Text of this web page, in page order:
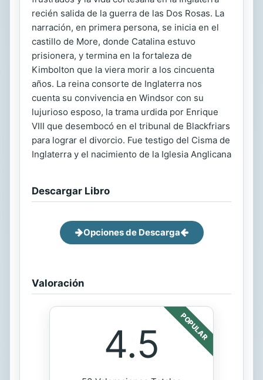
recién salida de la guerra de las Dos Rosas. La
narración, en primera persona, se inicia en el
castillo de More, donde Catalina estuvo
prisionera, y termina en la fortaleza de
Kimbolton que la viera morir a los cincuenta
años. La reina consorte de Inglaterra nos
cuenta su convivencia en Windsor con su
lujurioso esposo, la trama urdida por Enrique
VIII que desembocó en el tribunal de Blackfriars
para lograr el divorcio. Fue testigo del Cisma de
Inglaterra y el nacimiento de la Iglesia Anglicana
Descargar Libro
Opciones de Descarga
Valoración
POPULAR
4.5